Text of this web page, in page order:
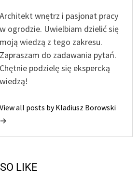
Architekt wnętrz i pasjonat pracy
w ogrodzie. Uwielbiam dzielić się
moją wiedzą z tego zakresu.
Zapraszam do zadawania pytań.
Chętnie podzielę się ekspercką
wiedzą!
View all posts by Kladiusz Borowski
→
LIKE